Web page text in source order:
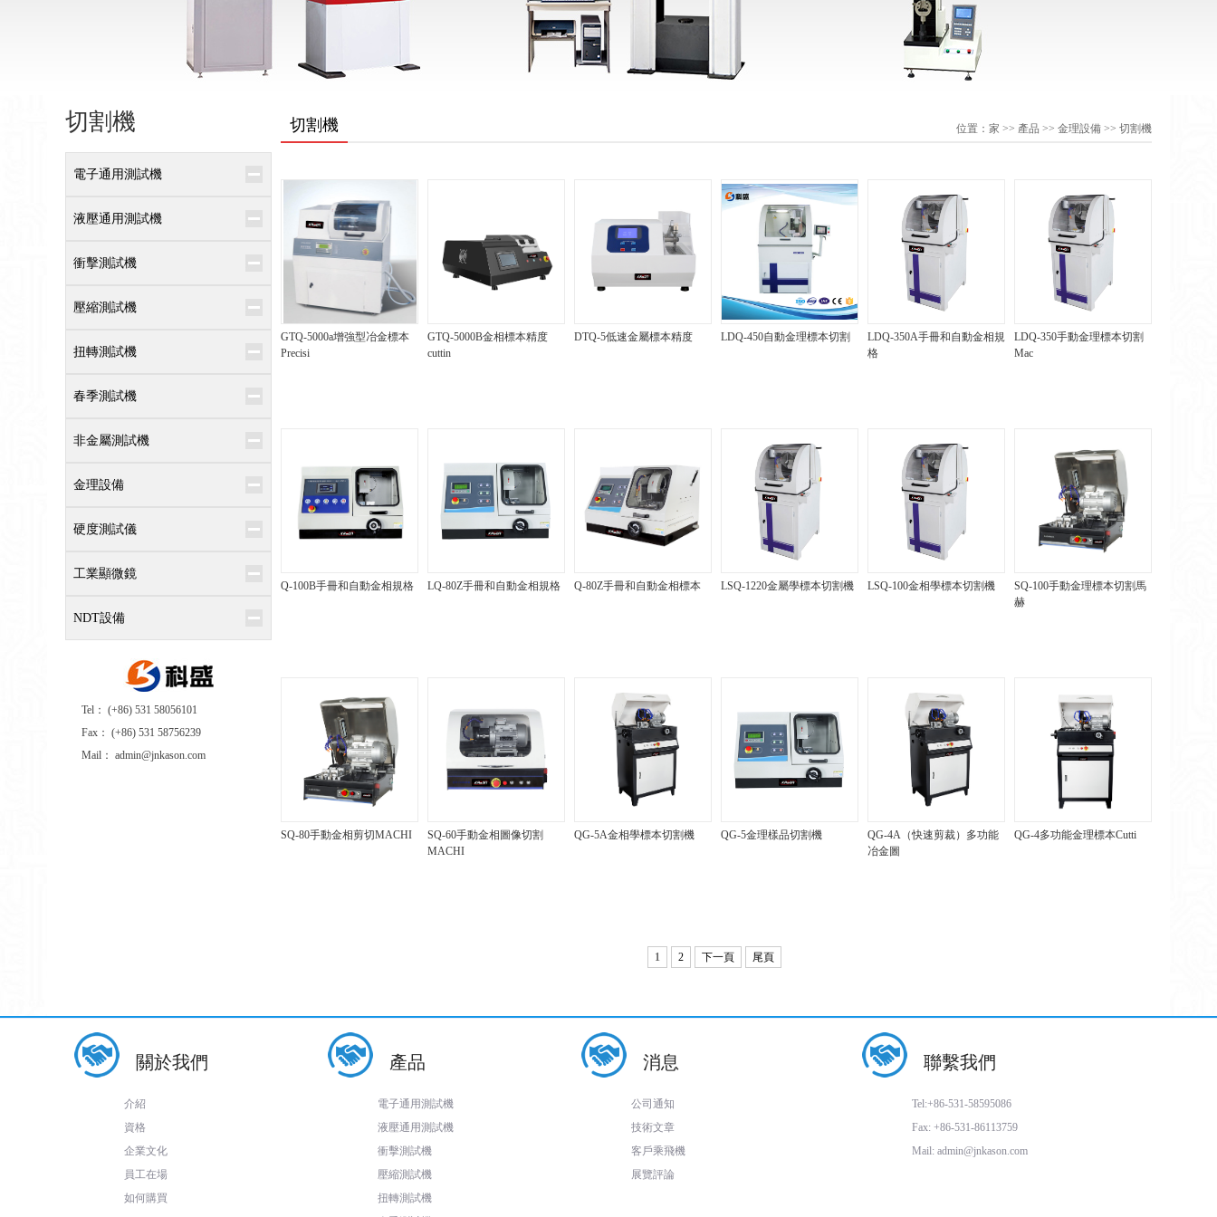
切割機
電子通用測試機
液壓通用測試機
衝擊測試機
壓縮測試機
扭轉測試機
春季測試機
非金屬測試機
金理設備
硬度測試儀
工業顯微鏡
NDT設備
Tel： (+86) 531 58056101
Fax： (+86) 531 58756239
Mail： admin@jnkason.com
切割機 位置： 家 >> 產品 >> 金理設備 >> 切割機
GTQ-5000a增強型冶金標本
Precisi
GTQ-5000B金相標本精度
cuttin
DTQ-5低速金屬標本精度 LDQ-450自動金理標本切割
LDQ-350A手冊和自動金相規
格
LDQ-350手動金理標本切割
Mac
Q-100B手冊和自動金相規格 LQ-80Z手冊和自動金相規格 Q-80Z手冊和自動金相標本 LSQ-1220金屬學標本切割機 LSQ-100金相學標本切割機
SQ-100手動金理標本切割馬
赫
SQ-80手動金相剪切MACHI
SQ-60手動金相圖像切割
MACHI
QG-5A金相學標本切割機 QG-5金理樣品切割機
QG-4A（快速剪裁）多功能
冶金圖
QG-4多功能金理標本Cutti
1 2 下一頁 尾頁
關於我們
介紹
資格
企業文化
員工在場
如何購買
產品
電子通用測試機
液壓通用測試機
衝擊測試機
壓縮測試機
扭轉測試機
消息
公司通知
技術文章
客戶乘飛機
展覽評論
聯繫我們
Tel:+86-531-58595086
Fax: +86-531-86113759
Mail: admin@jnkason.com